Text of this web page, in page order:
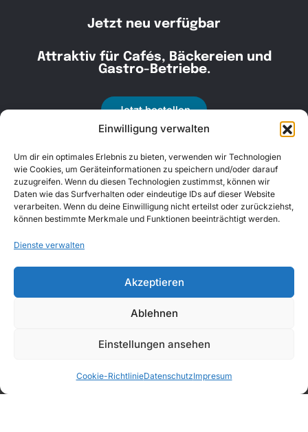
Einwilligung verwalten
Um dir ein optimales Erlebnis zu bieten, verwenden wir Technologien
wie Cookies, um Geräteinformationen zu speichern und/oder darauf
zuzugreifen. Wenn du diesen Technologien zustimmst, können wir
Daten wie das Surfverhalten oder eindeutige IDs auf dieser Website
verarbeiten. Wenn du deine Einwilligung nicht erteilst oder zurückziehst,
können bestimmte Merkmale und Funktionen beeinträchtigt werden.
Dienste verwalten
Akzeptieren
Ablehnen
Einstellungen ansehen
Cookie-RichtlinieDatenschutzImpresum
kontakt@awad-getraenke.de
Unsere Richtlinien
IMPRESSUM
Copyright © 2026, AWAD Getränkegroßhandel
PüreeMix
Bartools
Snacks
Fruchtsäfte
Wasser Softdrinks
Jetzt neu verfügbar
Attraktiv für Cafés, Bäckereien und
Gastro-Betriebe.
Jetzt bestellen
Echter Matcha. Cremiger Genuss. Einfach
besonders.